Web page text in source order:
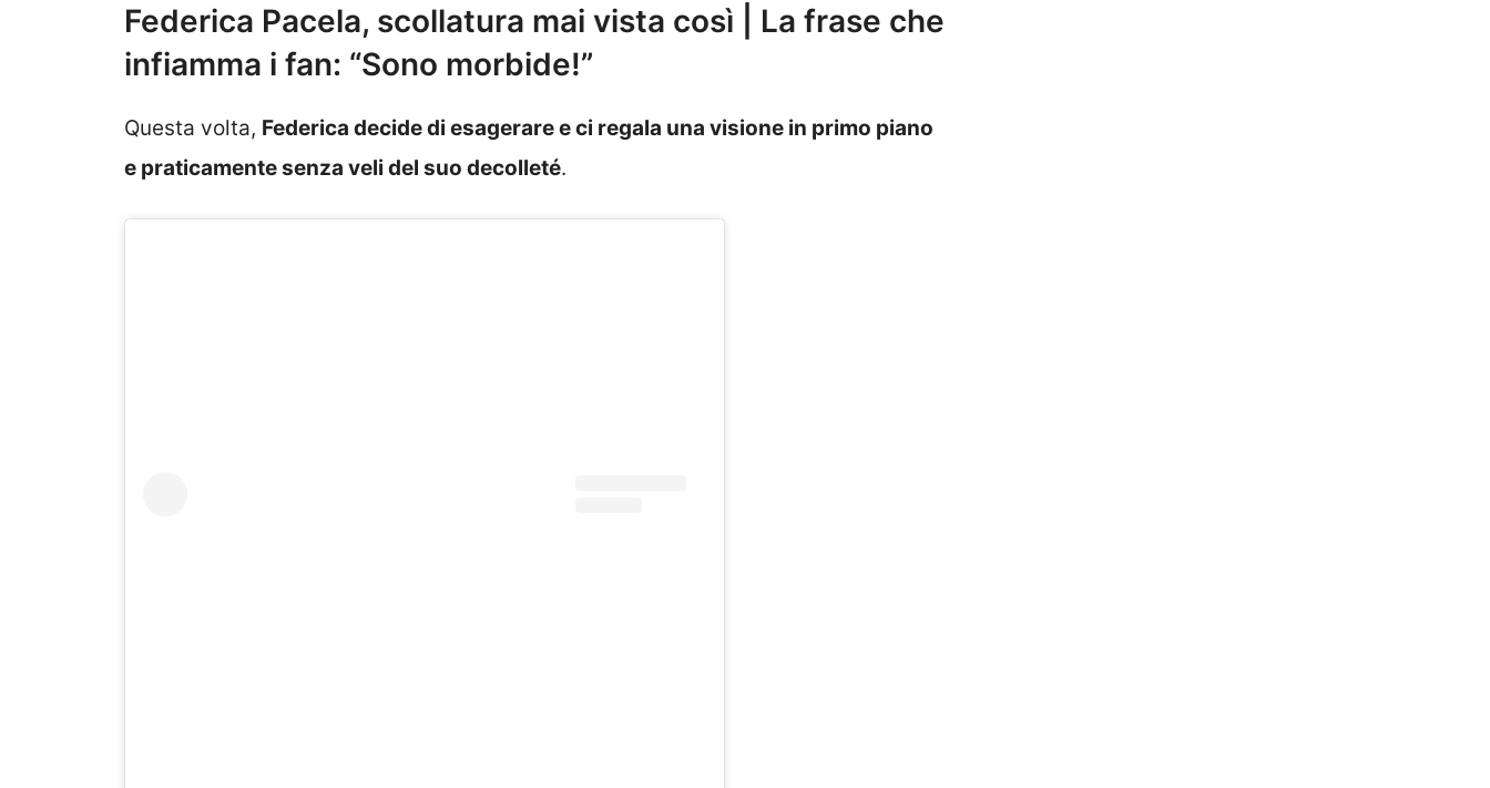
Federica Pacela, scollatura mai vista così | La frase che
infiamma i fan: “Sono morbide!”
Questa volta, Federica decide di esagerare e ci regala una visione in primo piano
e praticamente senza veli del suo decolleté.